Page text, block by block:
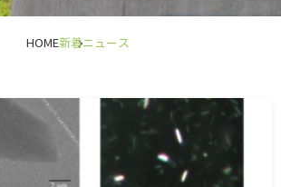
HOME新着ニュース